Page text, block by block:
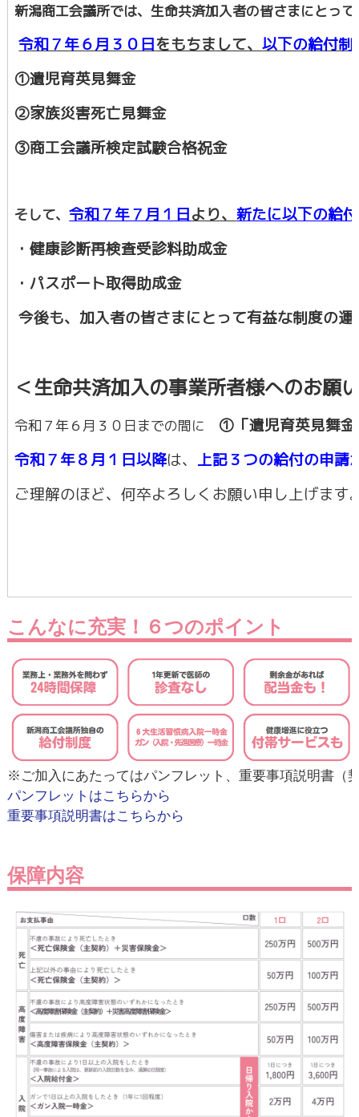
新潟商工会議所では、生命共済加入者の皆さまにとっ
令和７年６月３０日をもちまして、以下の給付制
①遺児育英見舞金
②家族災害死亡見舞金
③商工会議所検定試験合格祝金
そして、令和７年７月１日より、新たに以下の給
・健康診断再検査受診料助成金
・パスポート取得助成金
今後も、加入者の皆さまにとって有益な制度の
＜生命共済加入の事業所者様へのお願
令和７年６月３０日までの間に ① 「遺児育英見舞
令和７年８月１日以降は、 上記３つの給付の申請
ご理解のほど、何卒よろしくお願い申し上げます
こんなに充実！６つのポイント
パンフレットはこちらから
重要事項説明書はこちらから
保障内容